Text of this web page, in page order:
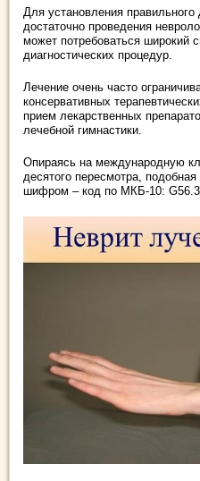
Для установления правильного
достаточно проведения
может потребоваться широкий
диагностических процедур.
Лечение очень часто
консервативных
прием лекарственных
лечебной гимнастики.
Опираясь на международную
десятого пересмотра,
шифром – код по МКБ-10: